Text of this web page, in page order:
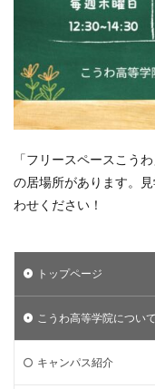
「フリースペースこう
の居場所があります。
わせください！
トップページ
こうわ高等学院について
キャンパス紹介